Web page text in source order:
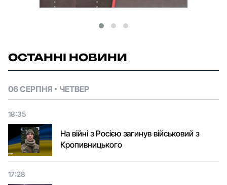
ОСТАННІ НОВИНИ
06 СЕРПНЯ ЧЕТВЕР
18:35
На війні з Росією загинув військовий з
Кропивницького
17:28